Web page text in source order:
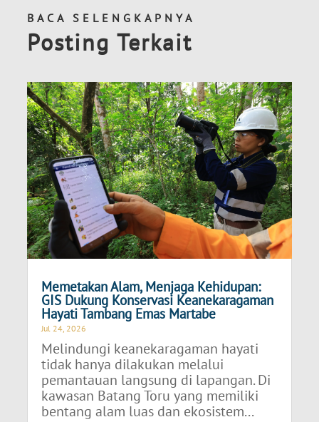
BACA SELENGKAPNYA
Posting Terkait
Memetakan Alam, Menjaga Kehidupan:
GIS Dukung Konservasi Keanekaragaman
Hayati Tambang Emas Martabe
Jul 24, 2026
Melindungi keanekaragaman hayati
tidak hanya dilakukan melalui
pemantauan langsung di lapangan. Di
kawasan Batang Toru yang memiliki
bentang alam luas dan ekosistem...